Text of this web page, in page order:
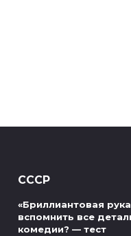
СССР
«Бриллиантовая
вспомнить все
комедии? — тест